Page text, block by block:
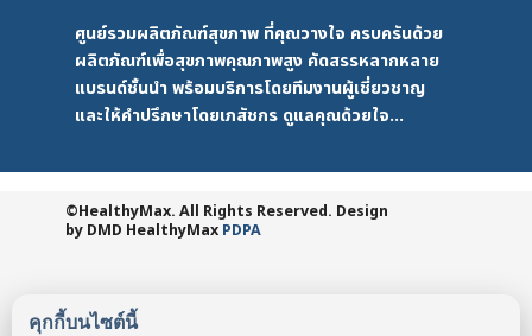
คุกกี้บนไซต์นี้
ศูนย์รวมผลิตภัณฑ์สุขภาพ ที่คุณวางใจ ครบครันด้วย
ผลิตภัณฑ์เพื่อสุขภาพคุณภาพสูง คัดสรรหลากหลาย
แบรนด์ชั้นนำ พร้อมบริการโดยทีมงานผู้เชี่ยวชาญ
และให้คำปรึกษาโดยเภสัชกร ดูแลคุณด้วยใจ...
©HealthyMax. All Rights Reserved. Design
by DMD HealthyMax PDPA